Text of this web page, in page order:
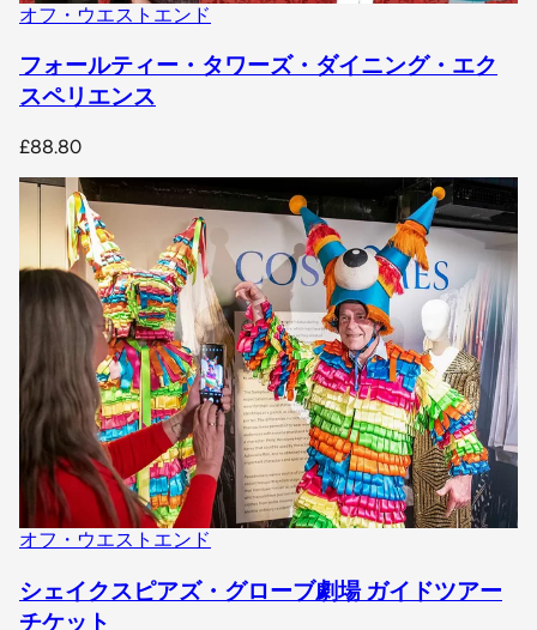
オフ・ウエストエンド
フォールティー・タワーズ・ダイニング・エク
スペリエンス
£88.80
オフ・ウエストエンド
シェイクスピアズ・グローブ劇場 ガイドツアー
チケット